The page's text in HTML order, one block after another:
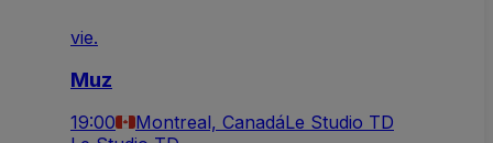
vie.
Muz
19:00 Montreal, CanadáLe Studio TD